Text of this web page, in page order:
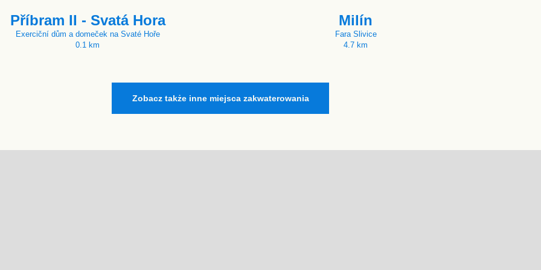
Příbram II - Svatá Hora
Exerciční dům a domeček na Svaté Hoře
0.1 km
Milín
Fara Slivice
4.7 km
Zobacz także inne miejsca zakwaterowania